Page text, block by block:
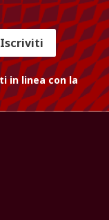
Iscriviti
in linea con la